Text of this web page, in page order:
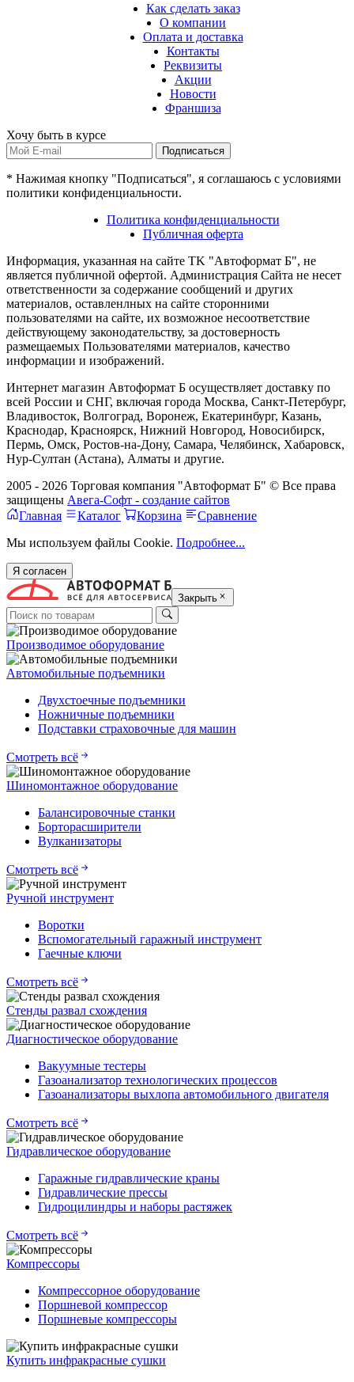
Как сделать заказ
О компании
Оплата и доставка
Контакты
Реквизиты
Акции
Новости
Франшиза
Хочу быть в курсе
Подписаться
* Нажимая кнопку "Подписаться", я соглашаюсь с условиями
политики конфиденциальности.
Политика конфиденциальности
Публичная оферта
Информация, указанная на сайте TK "Автоформат Б", не
является публичной офертой. Администрация Сайта не несет
ответственности за содержание сообщений и других
материалов, оставленлных на сайте сторонними
пользователями на сайте, их возможное несоответствие
действующему законодательству, за достоверность
размещаемых Пользователями материалов, качество
информации и изображений.
Интернет магазин Автоформат Б осуществляет доставку по
всей России и СНГ, включая города Москва, Санкт-Петербург,
Владивосток, Волгоград, Воронеж, Екатеринбург, Казань,
Краснодар, Красноярск, Нижний Новгород, Новосибирск,
Пермь, Омск, Ростов-на-Дону, Самара, Челябинск, Хабаровск,
Нур-Султан (Астана), Алматы и другие.
2005 - 2026 Торговая компания "Автоформат Б" © Все права
защищены Авега-Софт - создание сайтов
Главная
Каталог Корзина
Сравнение
Мы используем файлы Cookie. Подробнее...
Я согласен
Закрыть
Производимое оборудование
Автомобильные подъемники
Двухстоечные подъемники
Ножничные подъемники
Подставки страховочные для машин
Смотреть всё
Шиномонтажное оборудование
Балансировочные станки
Борторасширители
Вулканизаторы
Смотреть всё
Ручной инструмент
Воротки
Вспомогательный гаражный инструмент
Гаечные ключи
Смотреть всё
Стенды развал схождения
Диагностическое оборудование
Вакуумные тестеры
Газоанализатор технологических процессов
Газоанализаторы выхлопа автомобильного двигателя
Смотреть всё
Гидравлическое оборудование
Гаражные гидравлические краны
Гидравлические прессы
Гидроцилиндры и наборы растяжек
Смотреть всё
Компрессоры
Компрессорное оборудование
Поршневой компрессор
Поршневые компрессоры
Купить инфракрасные сушки